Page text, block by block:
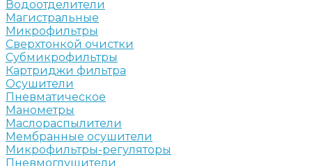
Водоотделители
Магистральные
Микрофильтры
Сверхтонкой очистки
Субмикрофильтры
Картриджи фильтра
Осушители
Пневматическое
Манометры
Маслораспылители
Мембранные осушители
Микрофильтры-регуляторы
Пневмоглушители